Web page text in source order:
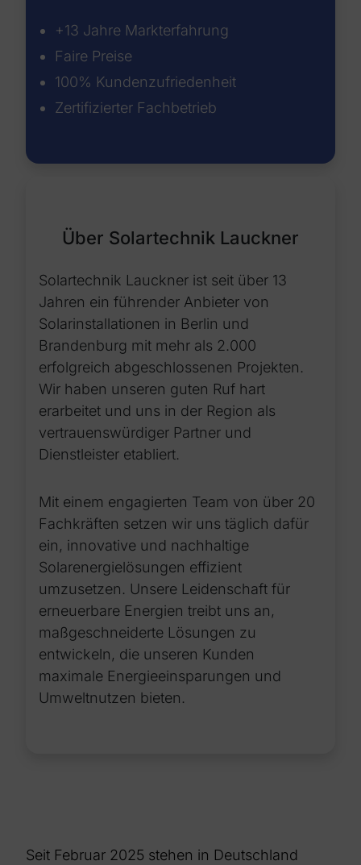
+13 Jahre Markterfahrung
Faire Preise
100% Kundenzufriedenheit
Zertifizierter Fachbetrieb
Über Solartechnik Lauckner
Solartechnik Lauckner ist seit über 13
Jahren ein führender Anbieter von
Solarinstallationen in Berlin und
Brandenburg mit mehr als 2.000
erfolgreich abgeschlossenen Projekten.
Wir haben unseren guten Ruf hart
erarbeitet und uns in der Region als
vertrauenswürdiger Partner und
Dienstleister etabliert.
Mit einem engagierten Team von über 20
Fachkräften setzen wir uns täglich dafür
ein, innovative und nachhaltige
Solarenergielösungen effizient
umzusetzen. Unsere Leidenschaft für
erneuerbare Energien treibt uns an,
maßgeschneiderte Lösungen zu
entwickeln, die unseren Kunden
maximale Energieeinsparungen und
Umweltnutzen bieten.
Seit Februar 2025 stehen in Deutschland